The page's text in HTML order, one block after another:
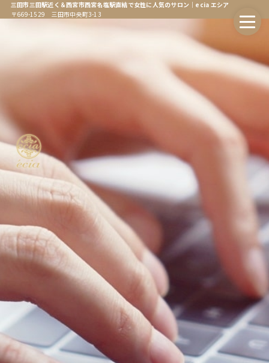
三田市三田駅近く＆西宮市西宮名塩駅直結で女性に人気のサロン｜ecia エシア
〒669-1529 三田市中央町3-13
オンラインストア
Online Store
エシア三田店
Ecia Sanda
エシア三田店メニュー
Ecia Sanda Menu
エシア西宮名塩店
Ecia Najio
エシア西宮名塩店メニュー
Ecia Najio Menu
エシア三輪店
Ecia Miwa
エシア三輪店メニュー
Ecia Miwa Menu